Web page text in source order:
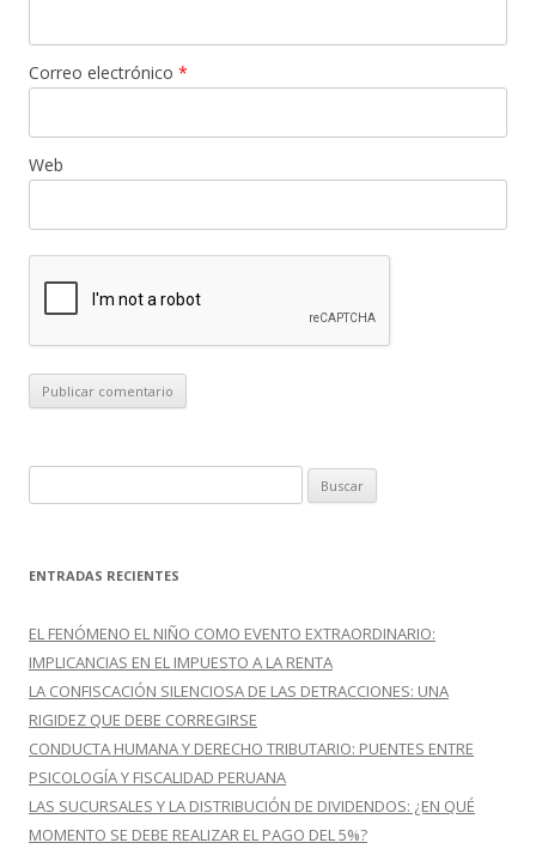
Correo electrónico *
Web
u
c
r
:
ENTRADAS RECIENTES
EL FENÓMENO EL NIÑO COMO EVENTO EXTRAORDINARIO:
IMPLICANCIAS EN EL IMPUESTO A LA RENTA
LA CONFISCACIÓN SILENCIOSA DE LAS DETRACCIONES: UNA
RIGIDEZ QUE DEBE CORREGIRSE
CONDUCTA HUMANA Y DERECHO TRIBUTARIO: PUENTES ENTRE
PSICOLOGÍA Y FISCALIDAD PERUANA
LAS SUCURSALES Y LA DISTRIBUCIÓN DE DIVIDENDOS: ¿EN QUÉ
MOMENTO SE DEBE REALIZAR EL PAGO DEL 5%?